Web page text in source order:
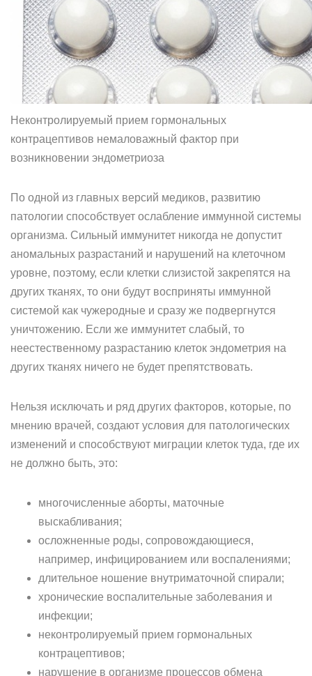
Неконтролируемый прием гормональных
контрацептивов немаловажный фактор при
возникновении эндометриоза
По одной из главных версий медиков, развитию
патологии способствует ослабление иммунной системы
организма. Сильный иммунитет никогда не допустит
аномальных разрастаний и нарушений на клеточном
уровне, поэтому, если клетки слизистой закрепятся на
других тканях, то они будут восприняты иммунной
системой как чужеродные и сразу же подвергнутся
уничтожению. Если же иммунитет слабый, то
неестественному разрастанию клеток эндометрия на
других тканях ничего не будет препятствовать.
Нельзя исключать и ряд других факторов, которые, по
мнению врачей, создают условия для патологических
изменений и способствуют миграции клеток туда, где их
не должно быть, это:
многочисленные аборты, маточные
выскабливания;
осложненные роды, сопровождающиеся,
например, инфицированием или воспалениями;
длительное ношение внутриматочной спирали;
хронические воспалительные заболевания и
инфекции;
неконтролируемый прием гормональных
контрацептивов;
нарушение в организме процессов обмена